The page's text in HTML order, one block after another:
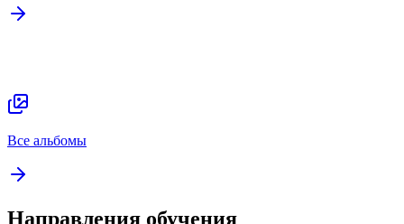
Все альбомы
Направления обучения